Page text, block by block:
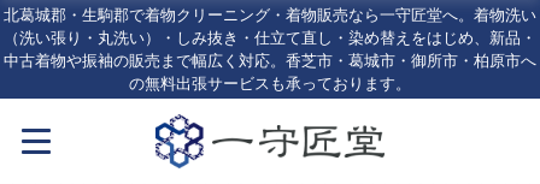
北葛城郡・生駒郡で着物クリーニング・着物販売なら一守匠堂へ。着物洗い
（洗い張り・丸洗い）・しみ抜き・仕立て直し・染め替えをはじめ、新品・
中古着物や振袖の販売まで幅広く対応。香芝市・葛城市・御所市・柏原市へ
の無料出張サービスも承っております。